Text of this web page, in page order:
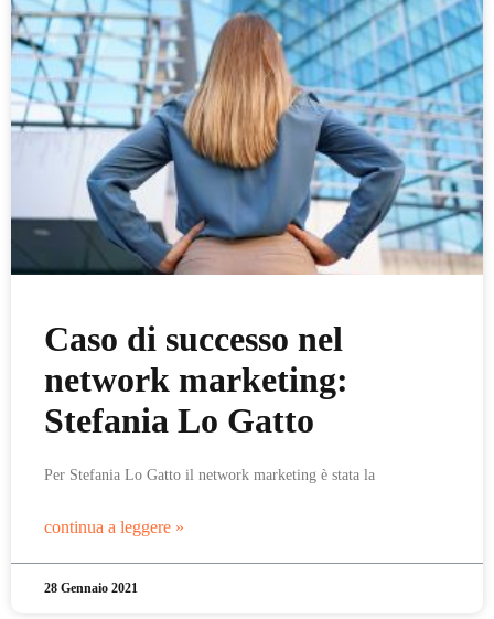
Caso di successo nel
network marketing:
Stefania Lo Gatto
Per Stefania Lo Gatto il network marketing è stata la
continua a leggere »
28 Gennaio 2021